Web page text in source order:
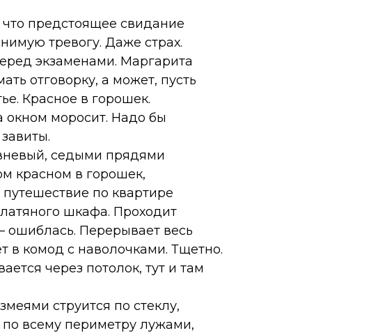
предстоящее свидание
тревогу. Даже страх.
экзаменами. Маргарита
отговорку, а может, пусть
Красное в горошек.
окном моросит. Надо бы
седыми прядями
красном в горошек,
по квартире
шкафа. Проходит
ошиблась. Перерывает весь
в комод с наволочками. Тщетно.
через потолок, тут и там
струится по стеклу,
всему периметру лужами,